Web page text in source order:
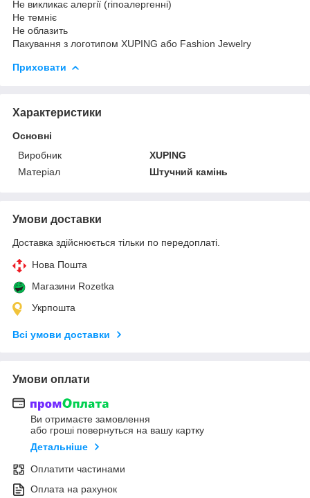
Не викликає алергії (гіпоалергенні)
Не темніє
Не облазить
Пакування з логотипом XUPING або Fashion Jewelry
Приховати
Характеристики
Основні
Виробник
XUPING
Матеріал
Штучний камінь
Умови доставки
Доставка здійснюється тільки по передоплаті.
Нова Пошта
Магазини Rozetka
Укрпошта
Всі умови доставки
Умови оплати
Ви отримаєте замовлення
або гроші повернуться на вашу картку
Детальніше
Оплатити частинами
Оплата на рахунок